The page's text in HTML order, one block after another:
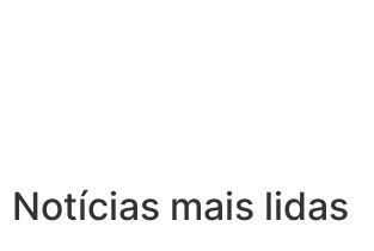
Notícias mais lidas